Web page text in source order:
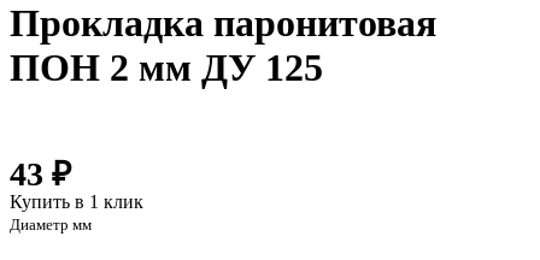
Прокладка паронитовая
ПОН 2 мм ДУ 125
43 ₽
Купить в 1 клик
Диаметр мм